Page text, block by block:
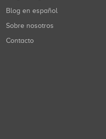
Blog en español
Sobre nosotros
Contacto